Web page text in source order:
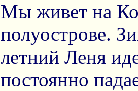
Мы живет на
полуострове.
летний Леня
постоянно